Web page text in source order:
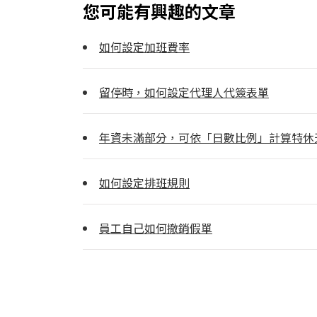
您可能有興趣的文章
如何設定加班費率
留停時，如何設定代理人代簽表單
年資未滿部分，可依「日數比例」計算特休
如何設定排班規則
員工自己如何撤銷假單